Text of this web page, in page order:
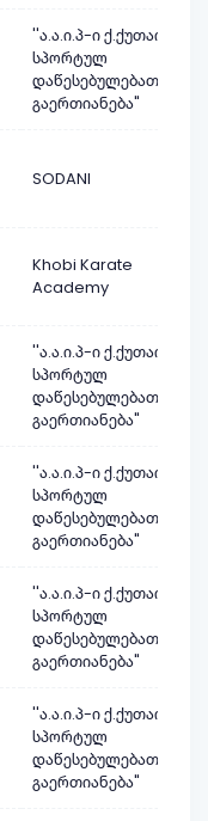
''ა.ა.ი.პ-ი ქ.ქუთაისის
სპორტულ
დაწესებულებათა
გაერთიანება"
SODANI
Khobi Karate
Academy
''ა.ა.ი.პ-ი ქ.ქუთაისის
სპორტულ
დაწესებულებათა
გაერთიანება"
''ა.ა.ი.პ-ი ქ.ქუთაისის
სპორტულ
დაწესებულებათა
გაერთიანება"
''ა.ა.ი.პ-ი ქ.ქუთაისის
სპორტულ
დაწესებულებათა
გაერთიანება"
''ა.ა.ი.პ-ი ქ.ქუთაისის
სპორტულ
დაწესებულებათა
გაერთიანება"